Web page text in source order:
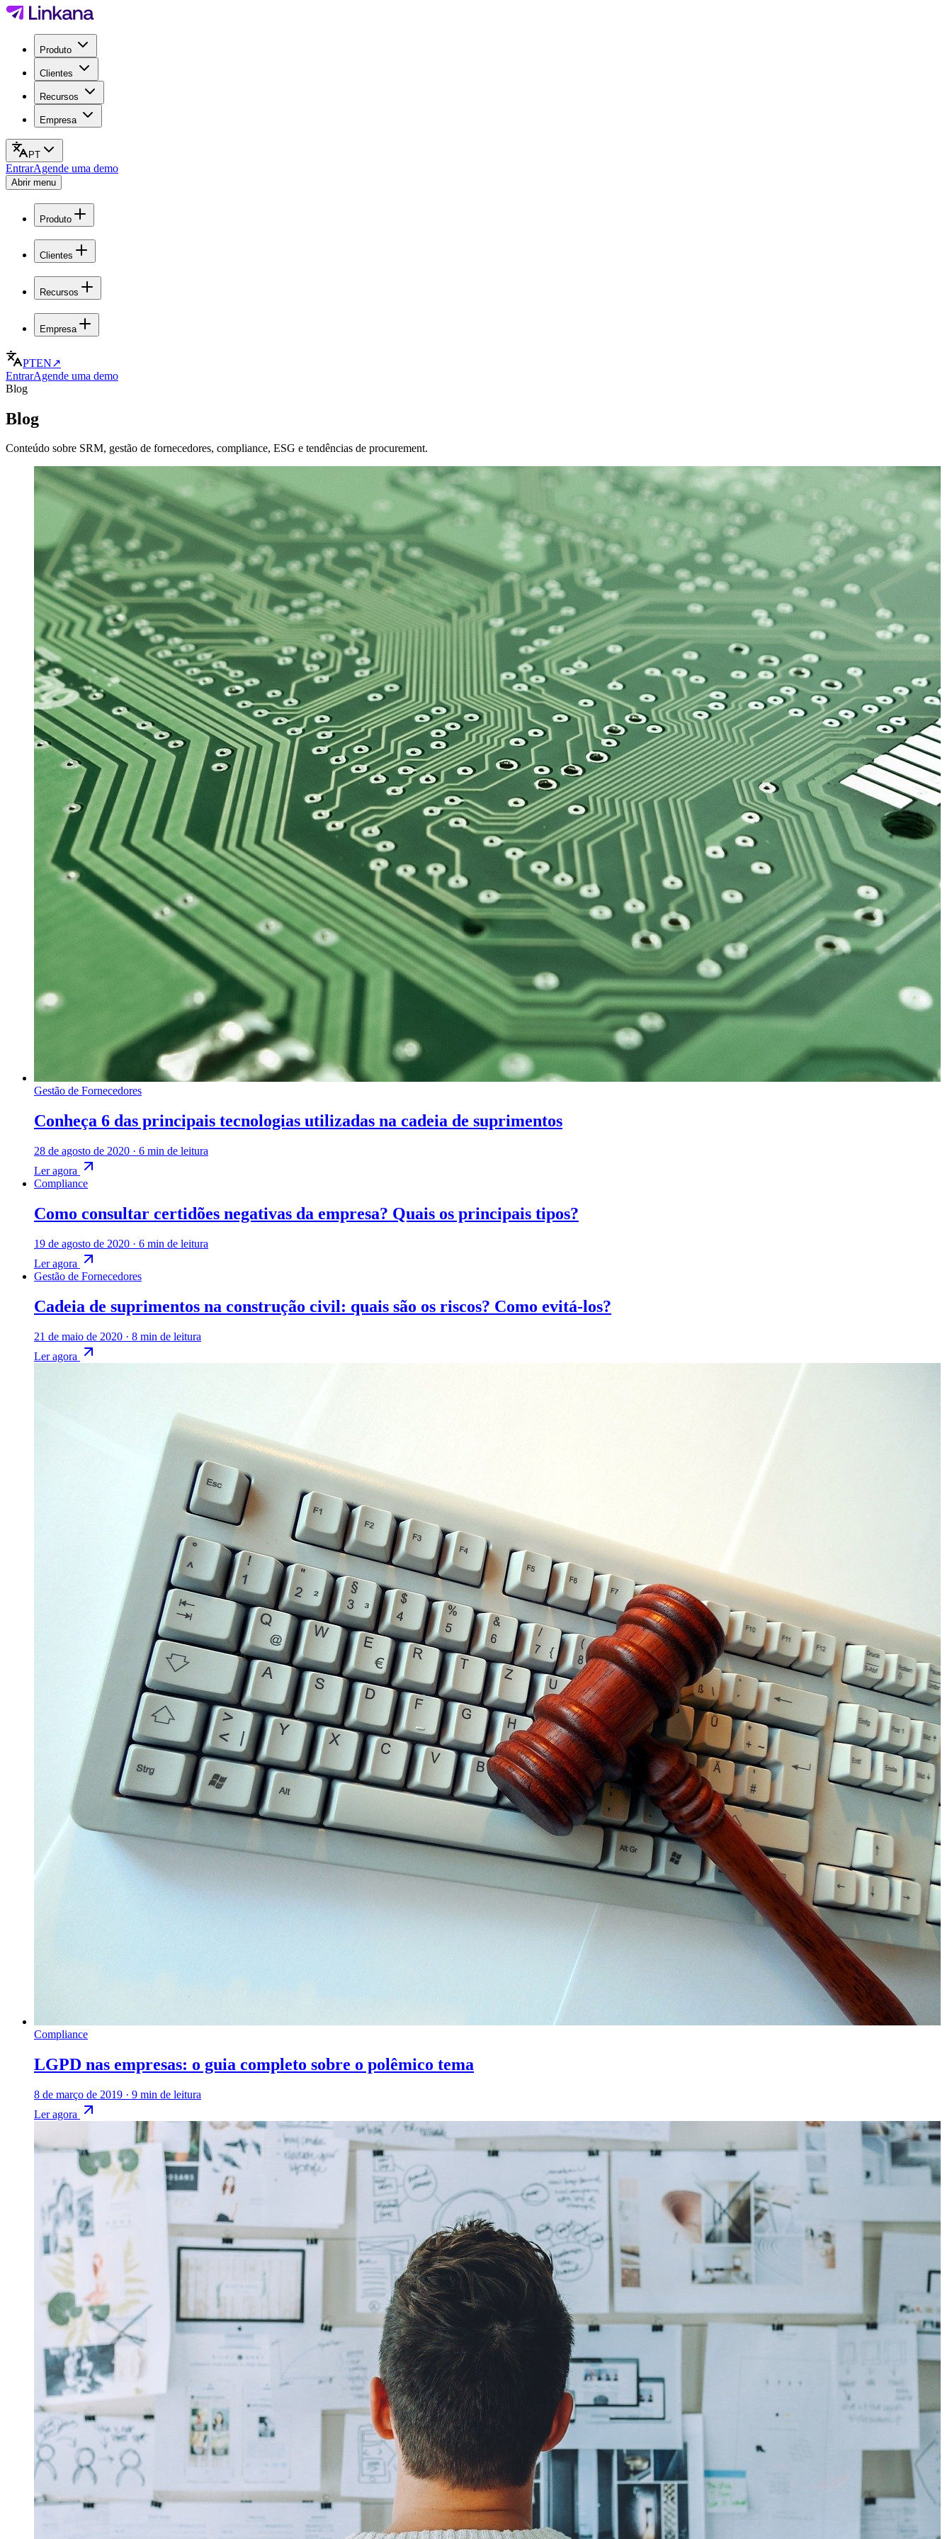
Produto
Clientes
Recursos
Empresa
PT
EntrarAgende uma demo
Abrir menu
Produto
Clientes
Recursos
Empresa
PTEN↗
EntrarAgende uma demo
Blog
Blog
Conteúdo sobre SRM, gestão de fornecedores, compliance, ESG e tendências de procurement.
Gestão de Fornecedores
Conheça 6 das principais tecnologias utilizadas na cadeia de suprimentos
28 de agosto de 2020 · 6 min de leitura
Ler agora
Compliance
Como consultar certidões negativas da empresa? Quais os principais tipos?
19 de agosto de 2020 · 6 min de leitura
Ler agora
Gestão de Fornecedores
Cadeia de suprimentos na construção civil: quais são os riscos? Como evitá-los?
21 de maio de 2020 · 8 min de leitura
Ler agora
Compliance
LGPD nas empresas: o guia completo sobre o polêmico tema
8 de março de 2019 · 9 min de leitura
Ler agora